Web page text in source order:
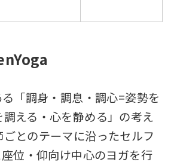
「調身・調息・調心=姿勢を
える・心を静める」の考え
とのテーマに沿ったセルフ
位・仰向け中心のヨガを行